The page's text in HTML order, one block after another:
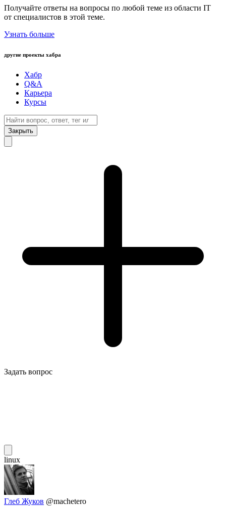
Получайте ответы на вопросы по любой теме из области IT
от специалистов в этой теме.
Узнать больше
другие проекты хабра
Хабр
Q&A
Карьера
Курсы
Закрыть
Задать вопрос
linux
Глеб Жуков @machetero